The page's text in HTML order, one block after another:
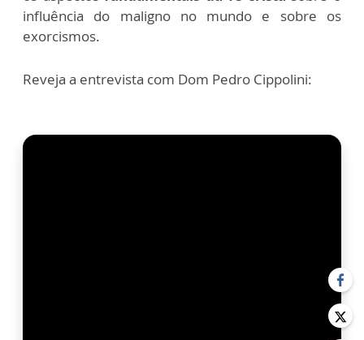
influência do maligno no mundo e sobre os
exorcismos.
Reveja a entrevista com Dom Pedro Cippolini: